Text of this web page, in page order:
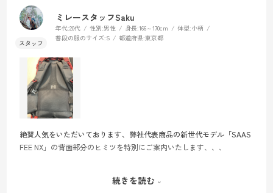
ミレースタッフSaku
年代:20代 性別:男性 身長:166～170cm 体型:小柄
普段の服のサイズ:S 都道府県:東京都
絶賛人気をいただいております、弊社代表商品の新世代モデル「SAAS
FEE NX」の背面部分のヒミツを特別にご案内いたします、、、
類の素材を使用しております。続きを読む